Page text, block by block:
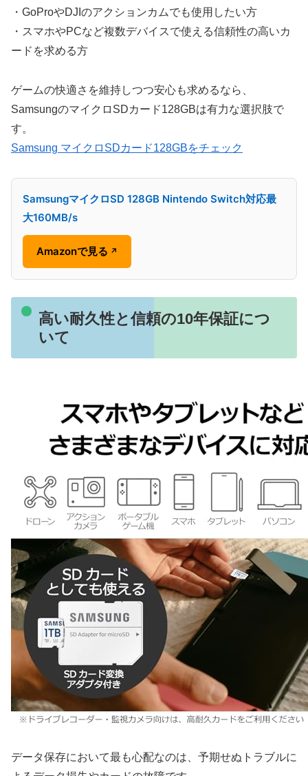
・GoProやDJIのアクションカムでも使用したい方
・スマホやPCなど複数デバイスで使える信頼性の高いカ
ードを求める方
ゲームの快適さを維持しつつ安心も求めるなら、
SamsungのマイクロSDカード128GBは有力な選択肢で
す。
Samsung マイクロSDカード128GBをチェック
SamsungマイクロSD 128GB Nintendo Switch対応最
大160MB/s
Amazonで見る ↗
高い耐久性と信頼の10年保証につ
いて
データ保存において最も心配なのは、予期せぬトラブルに